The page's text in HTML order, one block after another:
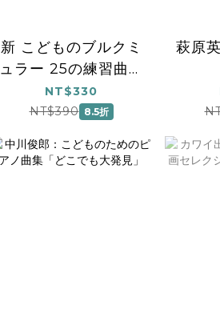
新 こどものブルクミ
ュラー 25の練習曲
第2版
NT$330
NT$390 8.5折
萩原